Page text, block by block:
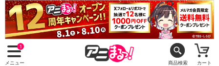
1
メニュー 商品検索 カート